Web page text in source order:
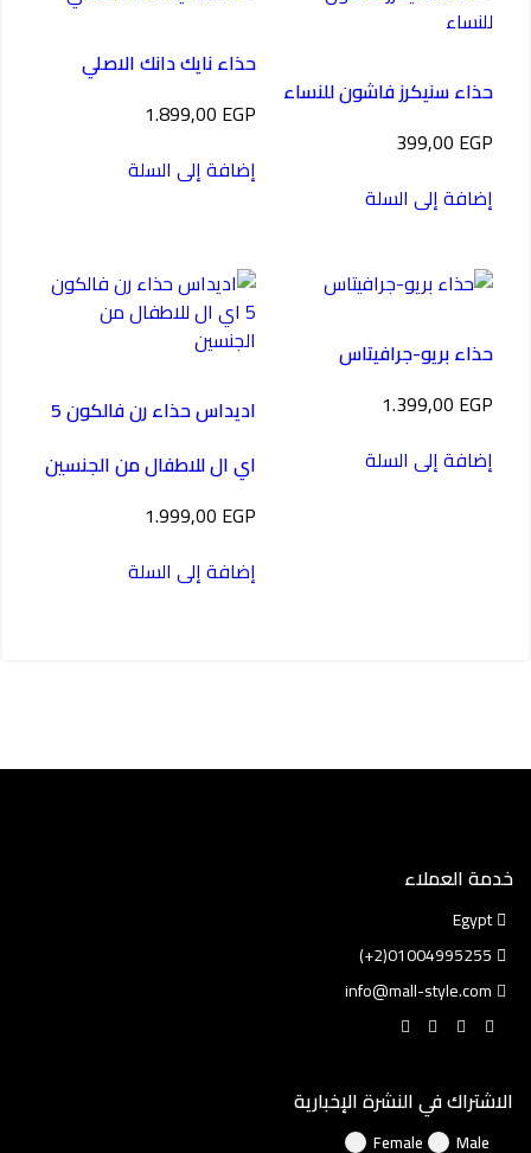
حذاء سنيكرز فاشون للنساء
399,00 EGP
إضافة إلى السلة
حذاء نايك دانك الاصلي
1.899,00 EGP
إضافة إلى السلة
حذاء بريو-جرافيتاس
1.399,00 EGP
إضافة إلى السلة
اديداس حذاء رن فالكون 5
اي ال للاطفال من الجنسين
1.999,00 EGP
إضافة إلى السلة
خدمة العملاء
Egypt
01004995255(2+)
info@mall-style.com
الاشتراك في النشرة الإخبارية
Male
Female